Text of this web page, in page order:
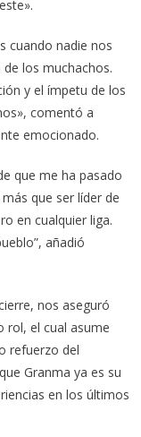
cuando nadie nos
los muchachos.
y el ímpetu de los
comentó a
emocionado.
que me ha pasado
que ser líder de
en cualquier liga.
añadió
nos aseguró
rol, el cual asume
refuerzo del
Granma ya es su
en los últimos